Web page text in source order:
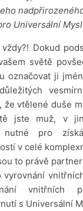
Universální
Dokud
světě
označovat ji
že vtělené duše
jste muž, v
pro
v celé
to právě
vyrovnání
vnitřních
s Universální